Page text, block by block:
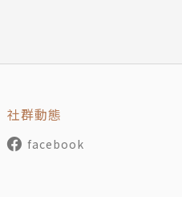
社群動態
facebook